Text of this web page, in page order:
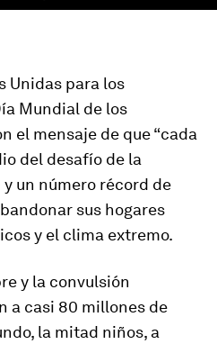
Unidas para los
Mundial de los
el mensaje de que “cada
del desafío de la
y un número récord de
sus hogares
y el clima extremo.
y la convulsión
a casi 80 millones de
la mitad niños, a